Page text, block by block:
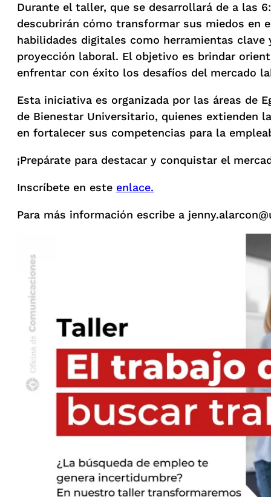
Durante el taller, que se desarrollará de a las
descubrirán cómo transformar sus miedos en
habilidades digitales como herramientas
proyección laboral. El objetivo es brindar
enfrentar con éxito los desafíos del mercado
Esta iniciativa es organizada por las áreas de
de Bienestar Universitario, quienes extienden
en fortalecer sus competencias para la
¡Prepárate para destacar y conquistar el
Inscríbete en este enlace.
Para más información escribe a